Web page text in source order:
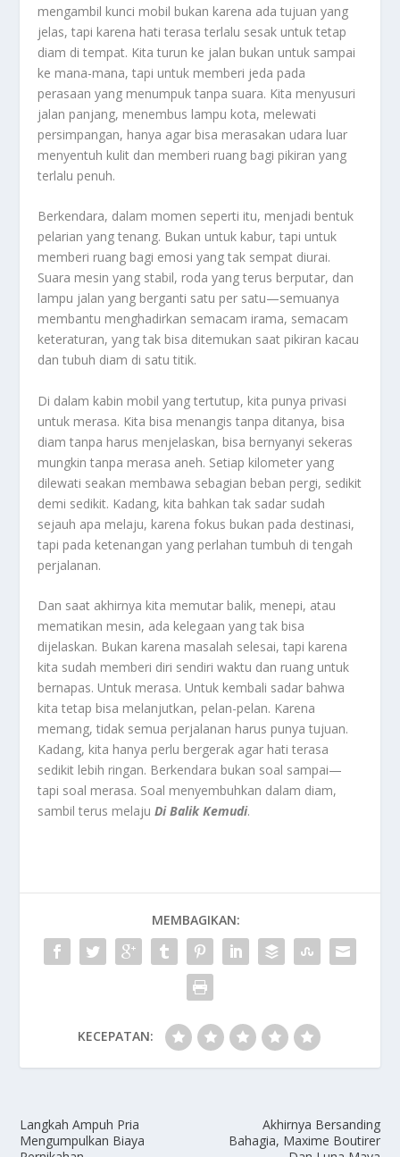
mengambil kunci mobil bukan karena ada tujuan yang
jelas, tapi karena hati terasa terlalu sesak untuk tetap
diam di tempat. Kita turun ke jalan bukan untuk sampai
ke mana-mana, tapi untuk memberi jeda pada
perasaan yang menumpuk tanpa suara. Kita menyusuri
jalan panjang, menembus lampu kota, melewati
persimpangan, hanya agar bisa merasakan udara luar
menyentuh kulit dan memberi ruang bagi pikiran yang
terlalu penuh.
Berkendara, dalam momen seperti itu, menjadi bentuk
pelarian yang tenang. Bukan untuk kabur, tapi untuk
memberi ruang bagi emosi yang tak sempat diurai.
Suara mesin yang stabil, roda yang terus berputar, dan
lampu jalan yang berganti satu per satu—semuanya
membantu menghadirkan semacam irama, semacam
keteraturan, yang tak bisa ditemukan saat pikiran kacau
dan tubuh diam di satu titik.
Di dalam kabin mobil yang tertutup, kita punya privasi
untuk merasa. Kita bisa menangis tanpa ditanya, bisa
diam tanpa harus menjelaskan, bisa bernyanyi sekeras
mungkin tanpa merasa aneh. Setiap kilometer yang
dilewati seakan membawa sebagian beban pergi, sedikit
demi sedikit. Kadang, kita bahkan tak sadar sudah
sejauh apa melaju, karena fokus bukan pada destinasi,
tapi pada ketenangan yang perlahan tumbuh di tengah
perjalanan.
Dan saat akhirnya kita memutar balik, menepi, atau
mematikan mesin, ada kelegaan yang tak bisa
dijelaskan. Bukan karena masalah selesai, tapi karena
kita sudah memberi diri sendiri waktu dan ruang untuk
bernapas. Untuk merasa. Untuk kembali sadar bahwa
kita tetap bisa melanjutkan, pelan-pelan. Karena
memang, tidak semua perjalanan harus punya tujuan.
Kadang, kita hanya perlu bergerak agar hati terasa
sedikit lebih ringan. Berkendara bukan soal sampai—
tapi soal merasa. Soal menyembuhkan dalam diam,
sambil terus melajuDi Balik Kemudi.
MEMBAGIKAN:
KECEPATAN:
Langkah Ampuh Pria
Mengumpulkan Biaya
Akhirnya Bersanding
Bahagia, Maxime Boutirer